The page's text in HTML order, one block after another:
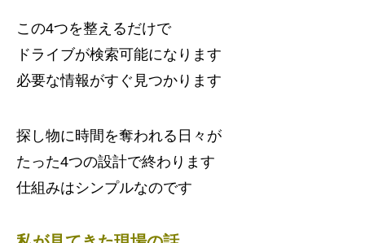
この4つを整えるだけで
ドライブが検索可能になります
必要な情報がすぐ見つかります
探し物に時間を奪われる日々が
たった4つの設計で終わります
仕組みはシンプルなのです